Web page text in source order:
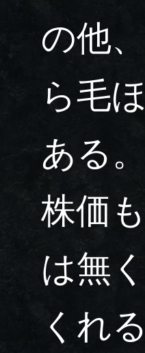
の他
ら毛
ある
株価
は無
くれ